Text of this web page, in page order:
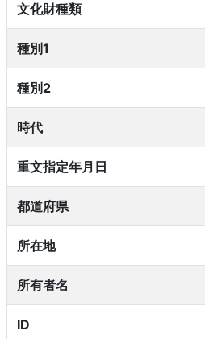
文化財種類
種別1
種別2
時代
重文指定年月日
都道府県
所在地
所有者名
ID